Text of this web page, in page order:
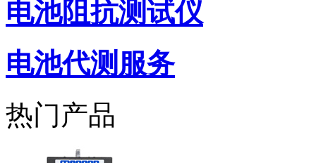
电池阻抗测试仪
电池代测服务
热门产品